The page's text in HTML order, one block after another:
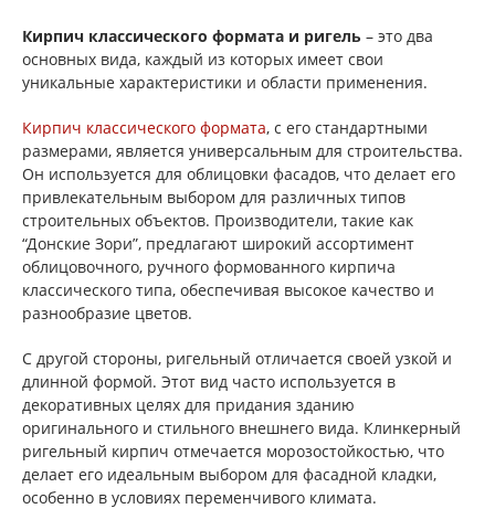
Кирпич классического формата и ригель – это два
основных вида, каждый из которых имеет свои
уникальные характеристики и области применения.
Кирпич классического формата, с его стандартными
размерами, является универсальным для строительства.
Он используется для облицовки фасадов, что делает его
привлекательным выбором для различных типов
строительных объектов. Производители, такие как
“Донские Зори”, предлагают широкий ассортимент
облицовочного, ручного формованного кирпича
классического типа, обеспечивая высокое качество и
разнообразие цветов.
С другой стороны, ригельный отличается своей узкой и
длинной формой. Этот вид часто используется в
декоративных целях для придания зданию
оригинального и стильного внешнего вида. Клинкерный
ригельный кирпич отмечается морозостойкостью, что
делает его идеальным выбором для фасадной кладки,
особенно в условиях переменчивого климата.